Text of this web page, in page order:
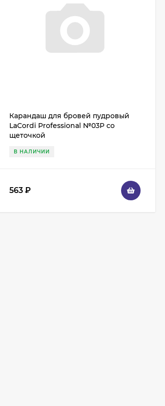
Карандаш для бровей пудровый
LaCordi Professional №03P со
щеточкой
В НАЛИЧИИ
563 ₽